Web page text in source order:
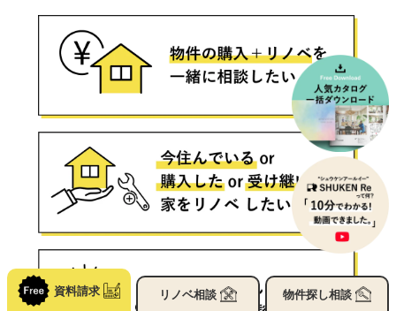
資料請求 リノベ相談 物件探し相談